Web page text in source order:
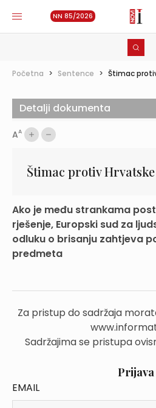
NN 85/2026
Početna > Sentence > Štimac
AA
Štimac protiv Hrvatske
Ako je među strankama
rješenje, Europski sud za
odluku o brisanju zahtjeva
predmeta
Za pristup do sadržaja
Sadržajima se pristupa
Prijava
EMAIL
Detalji dokumenta